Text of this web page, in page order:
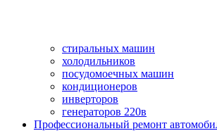
стиральных машин
холодильников
посудомоечных машин
кондиционеров
инверторов
генераторов 220в
Профессиональный ремонт